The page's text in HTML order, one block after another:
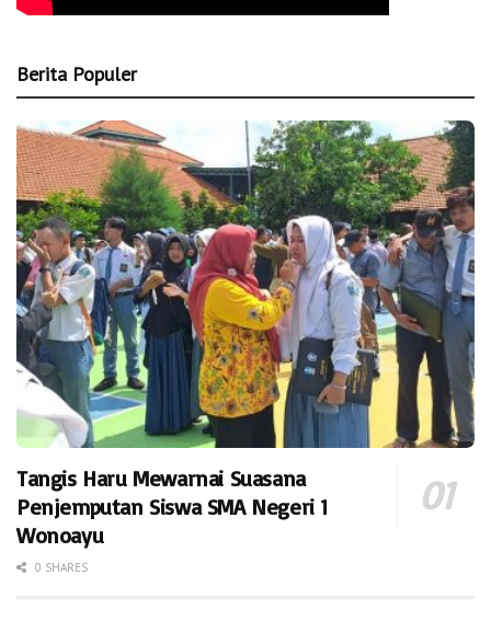
Berita Populer
Tangis Haru Mewarnai Suasana
Penjemputan Siswa SMA Negeri 1
Wonoayu
0 SHARES